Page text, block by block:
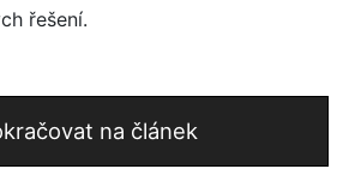
řešení.
na článek